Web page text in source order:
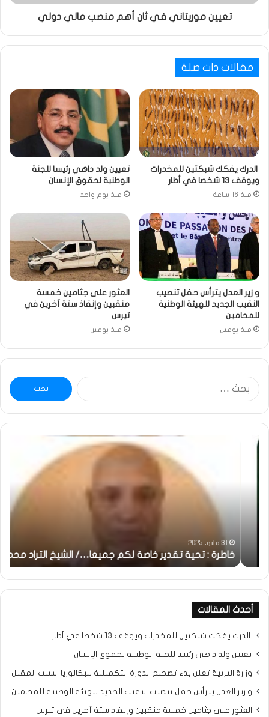
تعيين موريتاني في ثان أهم منصب مالي دولي
مقالات ذات صلة
الدرك يفكك شبكتين للمخدرات
ويوقف 13 شخصا في أطار
منذ 16 ساعة
تعيين ولد داهي رئيسا للجنة
الوطنية لحقوق الإنسان
منذ يوم واحد
و زير العدل يترأس حفل تنصيب
النقيب الجديد للهيئة الوطنية
للمحامين
منذ يومين
العثور على جثامين خمسة
منقبين وإنقاذ ستة آخرين في
تيرس
منذ يومين
البحث
عن:
خاطرة
خاطرة : تحية تقدير خاصة لكم جميعا…/ الشيخ التراد محمد
أحدث المقالات
الدرك يفكك شبكتين للمخدرات ويوقف 13 شخصا في أطار
تعيين ولد داهي رئيسا للجنة الوطنية لحقوق الإنسان
وزارة التربية تعلن بدء تصحيح الدورة التكميلية للبكالوريا السبت المقبل
و زير العدل يترأس حفل تنصيب النقيب الجديد للهيئة الوطنية للمحامين
العثور على جثامين خمسة منقبين وإنقاذ ستة آخرين في تيرس